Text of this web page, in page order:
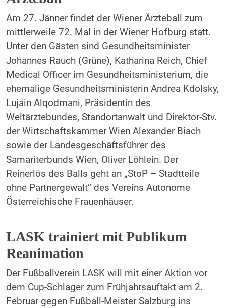
Am 27. Jänner findet der Wiener Ärzteball zum
mittlerweile 72. Mal in der Wiener Hofburg statt.
Unter den Gästen sind Gesundheitsminister
Johannes Rauch (Grüne), Katharina Reich, Chief
Medical Officer im Gesundheitsministerium, die
ehemalige Gesundheitsministerin Andrea Kdolsky,
Lujain Alqodmani, Präsidentin des
Weltärztebundes, Standortanwalt und Direktor-Stv.
der Wirtschaftskammer Wien Alexander Biach
sowie der Landesgeschäftsführer des
Samariterbunds Wien, Oliver Löhlein. Der
Reinerlös des Balls geht an „StoP – Stadtteile
ohne Partnergewalt“ des Vereins Autonome
Österreichische Frauenhäuser.
LASK trainiert mit Publikum
Reanimation
Der Fußballverein LASK will mit einer Aktion vor
dem Cup-Schlager zum Frühjahrsauftakt am 2.
Februar gegen Fußball-Meister Salzburg ins